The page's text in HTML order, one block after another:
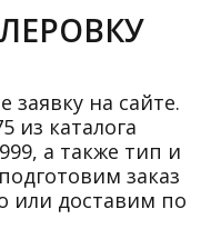
заявку на сайте.
из каталога
а также тип и
заказ
или доставим по